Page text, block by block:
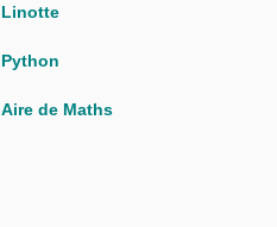
Linotte
Python
Aire de Maths